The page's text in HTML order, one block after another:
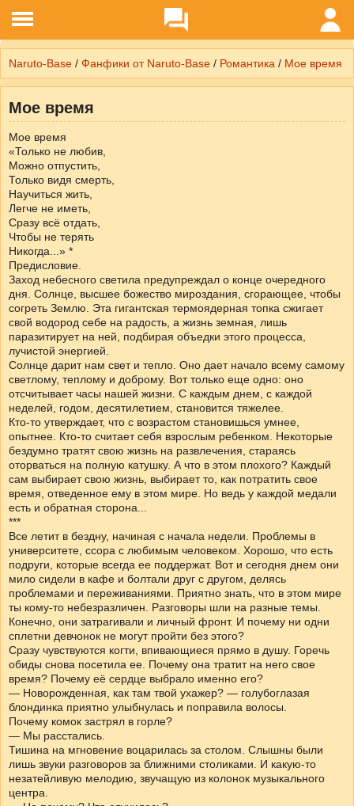
Naruto-Base / Фанфики от Naruto-Base / Романтика / Мое время
Мое время
Мое время
«Только не любив,
Можно отпустить,
Только видя смерть,
Научиться жить,
Легче не иметь,
Сразу всё отдать,
Чтобы не терять
Никогда...» *
Предисловие.
Заход небесного светила предупреждал о конце очередного
дня. Солнце, высшее божество мироздания, сгорающее, чтобы
согреть Землю. Эта гигантская термоядерная топка сжигает
свой водород себе на радость, а жизнь земная, лишь
паразитирует на ней, подбирая объедки этого процесса,
лучистой энергией.
Солнце дарит нам свет и тепло. Оно дает начало всему самому
светлому, теплому и доброму. Вот только еще одно: оно
отсчитывает часы нашей жизни. С каждым днем, с каждой
неделей, годом, десятилетием, становится тяжелее.
Кто-то утверждает, что с возрастом становишься умнее,
опытнее. Кто-то считает себя взрослым ребенком. Некоторые
бездумно тратят свою жизнь на развлечения, стараясь
оторваться на полную катушку. А что в этом плохого? Каждый
сам выбирает свою жизнь, выбирает то, как потратить свое
время, отведенное ему в этом мире. Но ведь у каждой медали
есть и обратная сторона...
***
Все летит в бездну, начиная с начала недели. Проблемы в
университете, ссора с любимым человеком. Хорошо, что есть
подруги, которые всегда ее поддержат. Вот и сегодня днем они
мило сидели в кафе и болтали друг с другом, делясь
проблемами и переживаниями. Приятно знать, что в этом мире
ты кому-то небезразличен. Разговоры шли на разные темы.
Конечно, они затрагивали и личный фронт. И почему ни одни
сплетни девчонок не могут пройти без этого?
Сразу чувствуются когти, впивающиеся прямо в душу. Горечь
обиды снова посетила ее. Почему она тратит на него свое
время? Почему её сердце выбрало именно его?
— Новорожденная, как там твой ухажер? — голубоглазая
блондинка приятно улыбнулась и поправила волосы.
Почему комок застрял в горле?
— Мы расстались.
Тишина на мгновение воцарилась за столом. Слышны были
лишь звуки разговоров за ближними столиками. И какую-то
незатейливую мелодию, звучащую из колонок музыкального
центра.